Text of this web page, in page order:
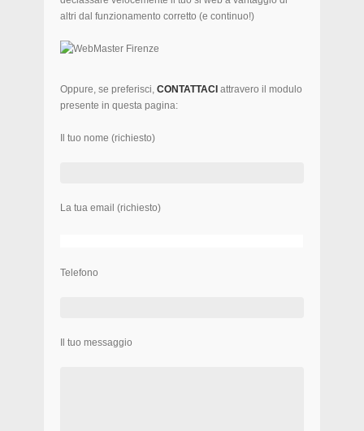
altri dal funzionamento corretto (e continuo!)
Oppure, se preferisci, CONTATTACI attravero il modulo
presente in questa pagina:
Il tuo nome (richiesto)
La tua email (richiesto)
Telefono
Il tuo messaggio